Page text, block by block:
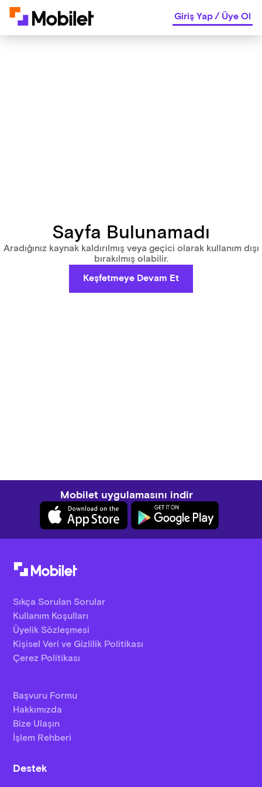
Giriş Yap/Üye Ol
Sayfa Bulunamadı
Aradığınız kaynak kaldırılmış veya geçici olarak kullanım dışı
bırakılmış olabilir.
Keşfetmeye Devam Et
Mobilet uygulamasını indir
Sıkça Sorulan Sorular
Kullanım Koşulları
Üyelik Sözleşmesi
Kişisel Veri ve Gizlilik Politikası
Çerez Politikası
Başvuru Formu
Hakkımızda
Bize Ulaşın
İşlem Rehberi
Destek